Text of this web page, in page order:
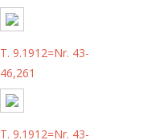
T. 9.1912=Nr. 43-
46,261
T. 9.1912=Nr. 43-